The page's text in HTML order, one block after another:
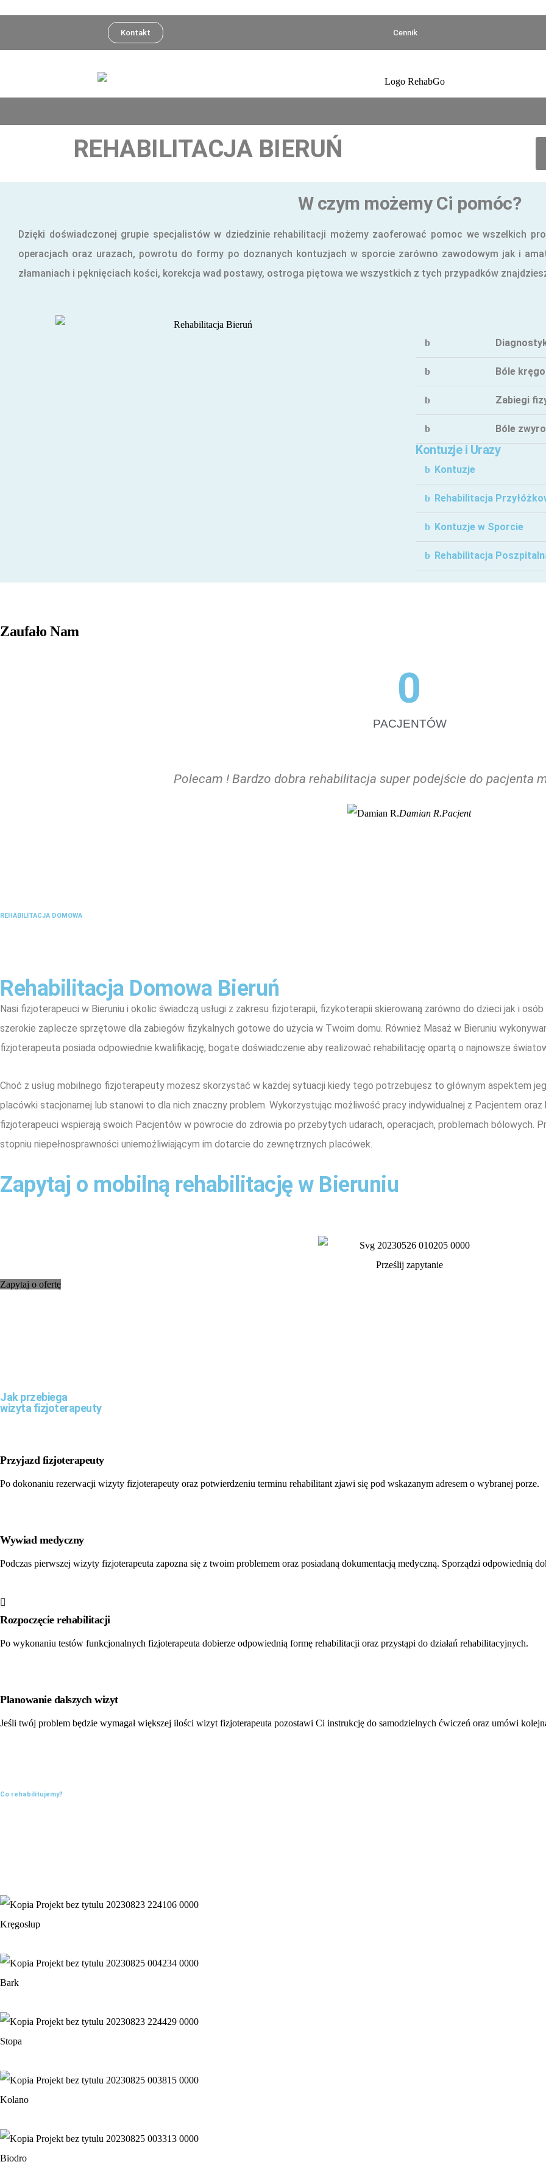
Kontakt Cennik
REHABILITACJA BIERUŃ
W czym możemy Ci pomóc?
Dzięki doświadczonej grupie specjalistów w dziedzinie rehabilitacji możemy zaoferować pomoc we wszelkich
operacjach oraz urazach, powrotu do formy po doznanych kontuzjach w sporcie zarówno zawodowym jak i
złamaniach i pęknięciach kości, korekcja wad postawy, ostroga piętowa we wszystkich z tych przypadków
Bóle
Zabiegi
Bóle
Kontuzje i Urazy
Kontuzje
Rehabilitacja
Kontuzje w Sporcie
Rehabilitacja
Zaufało Nam
PACJENTÓW
0
Polecam ! Bardzo dobra rehabilitacja super podejście do pacjenta
Damian R.Pacjent
REHABILITACJA DOMOWA
Rehabilitacja Domowa Bieruń
Nasi fizjoterapeuci w Bieruniu i okolic świadczą usługi z zakresu fizjoterapii, fizykoterapii skierowaną zarówno do dzieci jak i
szerokie zaplecze sprzętowe dla zabiegów fizykalnych gotowe do użycia w Twoim domu. Również Masaż w Bieruniu
fizjoterapeuta posiada odpowiednie kwalifikację, bogate doświadczenie aby realizować rehabilitację opartą o najnowsze
Choć z usług mobilnego fizjoterapeuty możesz skorzystać w każdej sytuacji kiedy tego potrzebujesz to głównym aspektem
placówki stacjonarnej lub stanowi to dla nich znaczny problem. Wykorzystując możliwość pracy indywidualnej z Pacjentem
fizjoterapeuci wspierają swoich Pacjentów w powrocie do zdrowia po przebytych udarach, operacjach, problemach bólowych.
stopniu niepełnosprawności uniemożliwiającym im dotarcie do zewnętrznych placówek.
Zapytaj o mobilną rehabilitację w Bieruniu
Prześlij zapytanie
Zapytaj o ofertę
Jak przebiega
wizyta fizjoterapeuty
Przyjazd fizjoterapeuty
Po dokonaniu rezerwacji wizyty fizjoterapeuty oraz potwierdzeniu terminu rehabilitant zjawi się pod wskazanym adresem o wybranej porze.
Wywiad medyczny
Podczas pierwszej wizyty fizjoterapeuta zapozna się z twoim problemem oraz posiadaną dokumentacją medyczną. Sporządzi odpowiednią
Rozpoczęcie rehabilitacji
Po wykonaniu testów funkcjonalnych fizjoterapeuta dobierze odpowiednią formę rehabilitacji oraz przystąpi do działań rehabilitacyjnych.
Planowanie dalszych wizyt
Jeśli twój problem będzie wymagał większej ilości wizyt fizjoterapeuta pozostawi Ci instrukcję do samodzielnych ćwiczeń oraz umówi
Co rehabilitujemy?
Kręgosłup
Bark
Stopa
Kolano
Biodro